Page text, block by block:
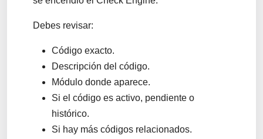
Debes revisar:
Código exacto.
Descripción del código.
Módulo donde aparece.
Si el código es activo, pendiente o
histórico.
Si hay más códigos relacionados.